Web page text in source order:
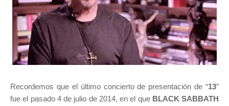
Recordemos que el último concierto de presentación de “13”
fue el pasado 4 de julio de 2014, en el que BLACK SABBATH